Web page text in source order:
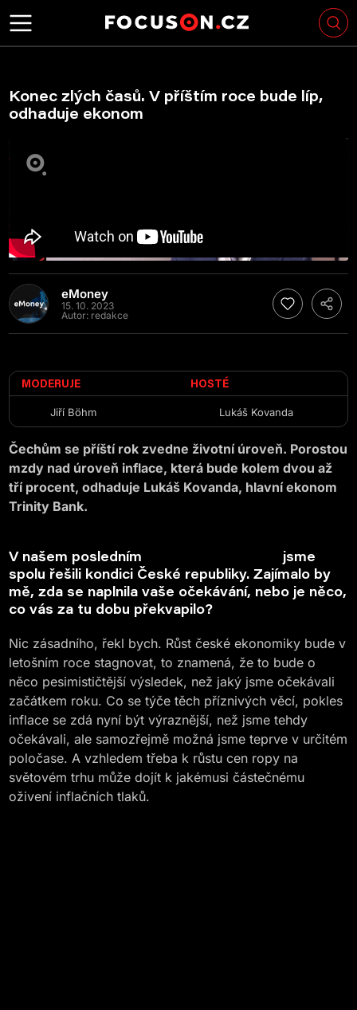
Konec zlých časů. V příštím roce bude líp,
odhaduje ekonom
eMoney
15. 10. 2023
Autor: redakce
MODERUJE
Jiří Böhm
HOSTÉ
Lukáš Kovanda
Čechům se příští rok zvedne životní úroveň. Porostou
mzdy nad úroveň inflace, která bude kolem dvou až
tří procent, odhaduje Lukáš Kovanda, hlavní ekonom
Trinity Bank.
V našem posledním
jsme
spolu řešili kondici České republiky. Zajímalo by
mě, zda se naplnila vaše očekávání, nebo je něco,
co vás za tu dobu překvapilo?
Nic zásadního, řekl bych. Růst české ekonomiky bude v
letošním roce stagnovat, to znamená, že to bude o
něco pesimističtější výsledek, než jaký jsme očekávali
začátkem roku. Co se týče těch příznivých věcí, pokles
inflace se zdá nyní být výraznější, než jsme tehdy
očekávali, ale samozřejmě možná jsme teprve v určitém
poločase. A vzhledem třeba k růstu cen ropy na
světovém trhu může dojít k jakémusi částečnému
oživení inflačních tlaků.